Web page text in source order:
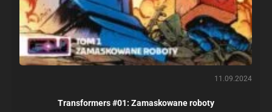
11.09.2024
Transformers #01: Zamaskowane roboty